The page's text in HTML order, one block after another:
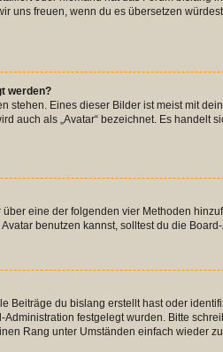
uns freuen, wenn du es übersetzen
werden?
stehen. Eines dieser Bilder ist meist mit
auch als „Avatar“ bezeichnet. Es
eine der folgenden vier Methoden
benutzen kannst, solltest du die
Beiträge du bislang erstellt hast oder
festgelegt wurden. Bitte
Rang unter Umständen einfach wieder